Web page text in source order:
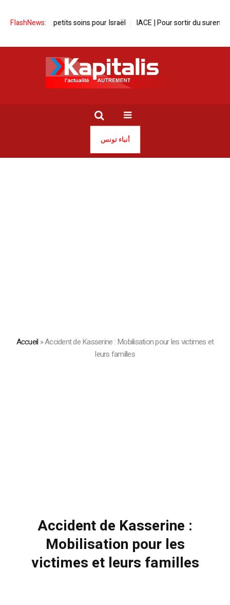
FlashNews:
aux petits soins pour Israël IACE | Pour sortir du
أنباء تونس
Accueil »Accident de Kasserine : Mobilisation pour les victimes et
leurs familles
Accident de Kasserine :
Mobilisation pour les
victimes et leurs familles